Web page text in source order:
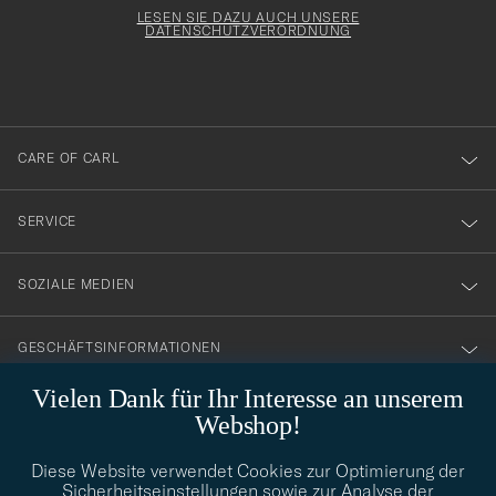
Vielen Dank für Ihr Interesse an unserem
Webshop!
Diese Website verwendet Cookies zur Optimierung der
Sicherheitseinstellungen sowie zur Analyse der
dig
till
vårt
nyhetsbrev!
LESEN SIE DAZU AUCH UNSERE
DATENSCHUTZVERORDNUNG
CARE OF CARL
SERVICE
SOZIALE MEDIEN
GESCHÄFTSINFORMATIONEN
Benötigen Sie Hilfe bei der Suche nach Ihrem persönlichen Stil?